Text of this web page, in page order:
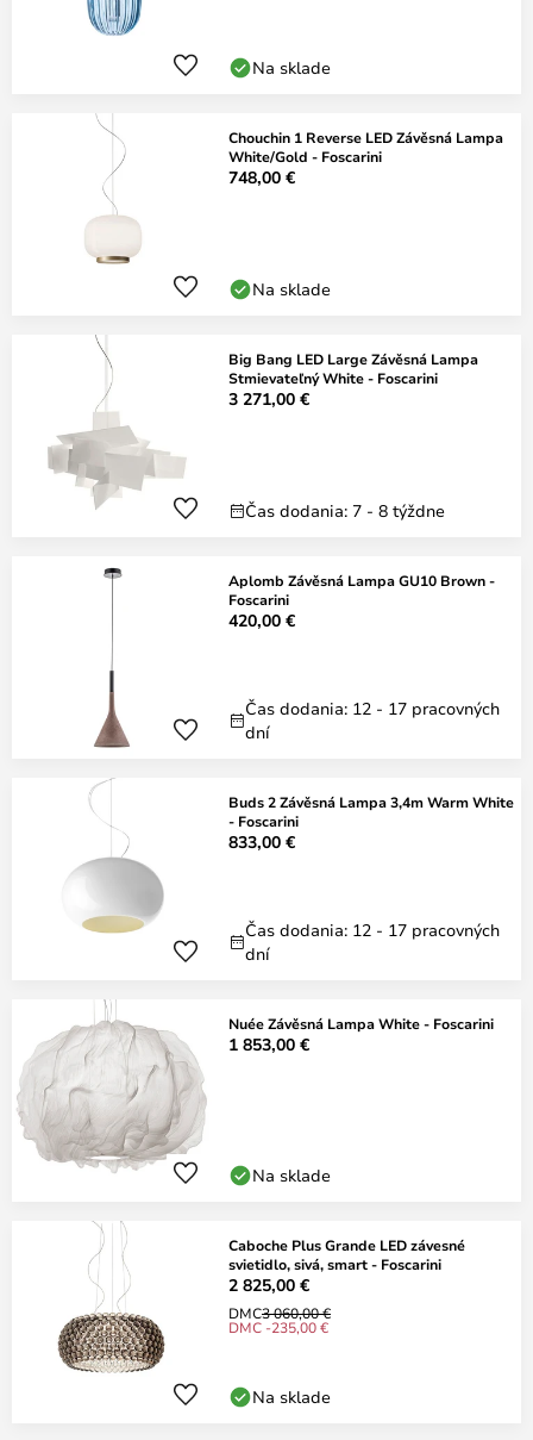
Na sklade
Chouchin 1 Reverse LED Závěsná Lampa
White/Gold - Foscarini
748,00 €
Na sklade
Big Bang LED Large Závěsná Lampa
Stmievateľný White - Foscarini
3 271,00 €
Čas dodania: 7 - 8 týždne
Aplomb Závěsná Lampa GU10 Brown -
Foscarini
420,00 €
Čas dodania: 12 - 17 pracovných
dní
Buds 2 Závěsná Lampa 3,4m Warm White
- Foscarini
833,00 €
Čas dodania: 12 - 17 pracovných
dní
Nuée Závěsná Lampa White - Foscarini
1 853,00 €
Na sklade
Caboche Plus Grande LED závesné
svietidlo, sivá, smart - Foscarini
2 825,00 €
DMC3 060,00 €
DMC -235,00 €
Na sklade